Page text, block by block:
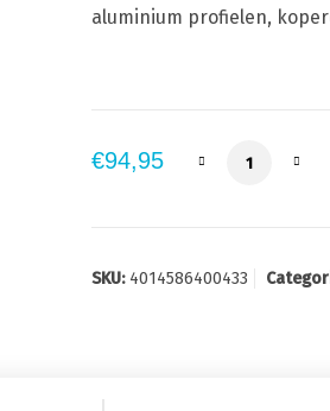
aluminium profielen,
€94,95 Fein
SKU: 4014586400433